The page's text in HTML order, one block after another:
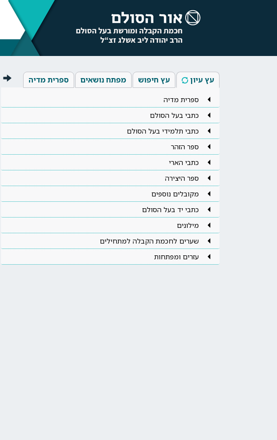
עץ עיון עץ חיפוש מפתח נושאים ספרית מדיה
ספרית מדיה
כתבי בעל הסולם
כתבי תלמידי בעל הסולם
ספר הזהר
כתבי הארי
ספר היצירה
מקובלים נוספים
כתבי יד בעל הסולם
מילונים
שערים לחכמת הקבלה למתחילים
עזרים ומפתחות